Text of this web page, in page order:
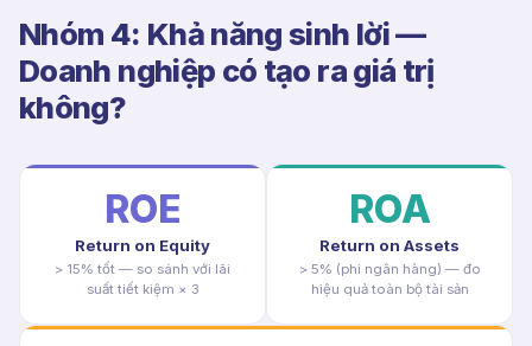
Nhóm 4: Khả năng sinh lời —
Doanh nghiệp có tạo ra giá trị
không?
ROE
Return on Equity
> 15% tốt — so sánh với lãi
suất tiết kiệm × 3
ROA
Return on Assets
> 5% (phi ngân hàng) — đo
hiệu quả toàn bộ tài sản